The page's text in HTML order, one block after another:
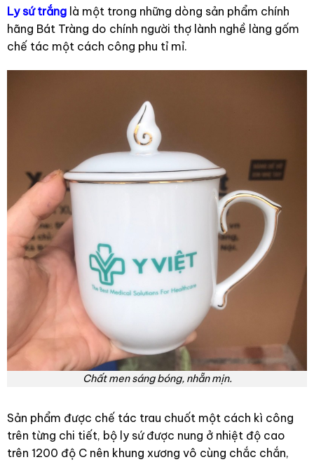
Ly sứ trắng là một trong những dòng sản phẩm chính
hãng Bát Tràng do chính người thợ lành nghề làng gốm
chế tác một cách công phu tỉ mỉ.
Chất men sáng bóng, nhẵn mịn.
Sản phẩm được chế tác trau chuốt một cách kì công
trên từng chi tiết, bộ ly sứ được nung ở nhiệt độ cao
trên 1200 độ C nên khung xương vô cùng chắc chắn,